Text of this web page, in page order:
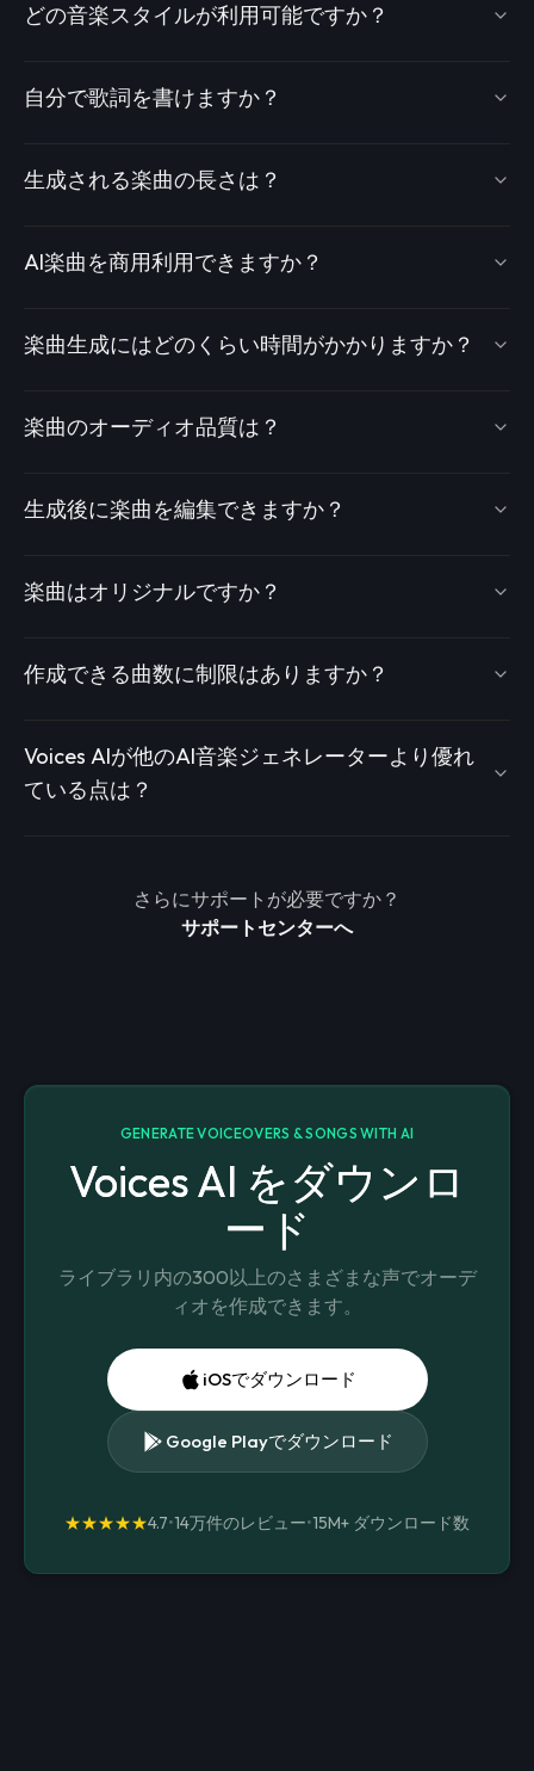
どの音楽スタイルが利用可能ですか？
自分で歌詞を書けますか？
生成される楽曲の長さは？
AI楽曲を商用利用できますか？
楽曲生成にはどのくらい時間がかかりますか？
楽曲のオーディオ品質は？
生成後に楽曲を編集できますか？
楽曲はオリジナルですか？
作成できる曲数に制限はありますか？
Voices AIが他のAI音楽ジェネレーターより優れ
ている点は？
さらにサポートが必要ですか？
サポートセンターへ
GENERATE VOICEOVERS & SONGS WITH AI
Voices AI をダウンロ
ード
ライブラリ内の300以上のさまざまな声でオーデ
ィオを作成できます。
iOSでダウンロード
Google Playでダウンロード
★★★★★4.7•14万件のレビュー•15M+ ダウンロード数